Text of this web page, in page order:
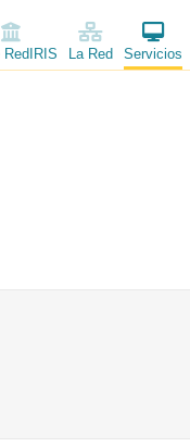
RedIRIS La Red Servicios